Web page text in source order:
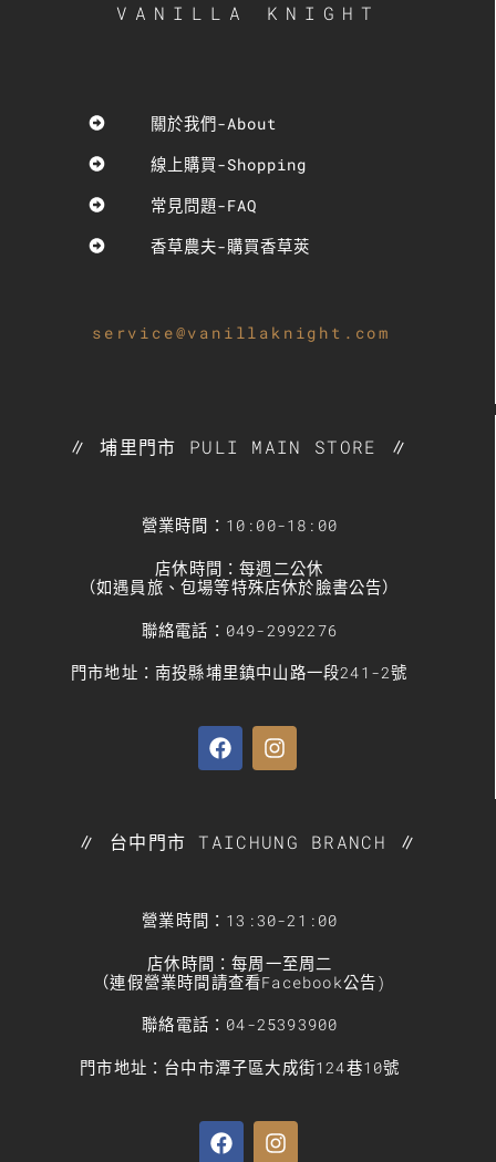
VANILLA KNIGHT
關於我們-About
線上購買-Shopping
常見問題-FAQ
香草農夫-購買香草莢
service@vanillaknight.com
∥ 埔里門市 PULI MAIN STORE ∥
營業時間：10:00-18:00
店休時間：每週二公休
（如遇員旅、包場等特殊店休於臉書公告）
聯絡電話：049-2992276
門市地址：南投縣埔里鎮中山路一段241-2號
∥ 台中門市 TAICHUNG BRANCH ∥
營業時間：13:30-21:00
店休時間：每周一至周二
（連假營業時間請查看Facebook公告)
聯絡電話：04-25393900
門市地址：台中市潭子區大成街124巷10號